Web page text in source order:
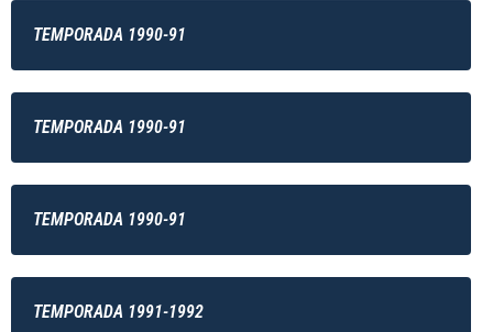
TEMPORADA 1990-91
TEMPORADA 1990-91
TEMPORADA 1990-91
TEMPORADA 1991-1992